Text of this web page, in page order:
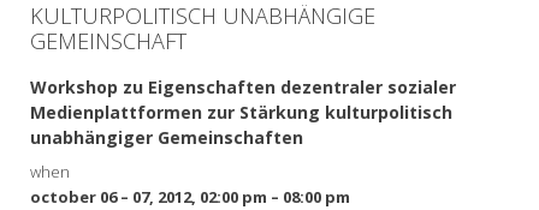
KULTURPOLITISCH UNABHÄNGIGE
GEMEINSCHAFT
Workshop zu Eigenschaften dezentraler sozialer
Medienplattformen zur Stärkung kulturpolitisch
unabhängiger Gemeinschaften
when
october 06 – 07, 2012, 02:00 pm – 08:00 pm